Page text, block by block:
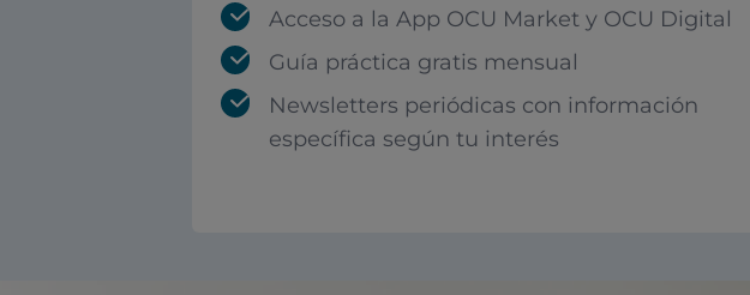
Acceso a la App OCU Market y OCU Digital
Guía práctica gratis mensual
Newsletters periódicas con información
específica según tu interés